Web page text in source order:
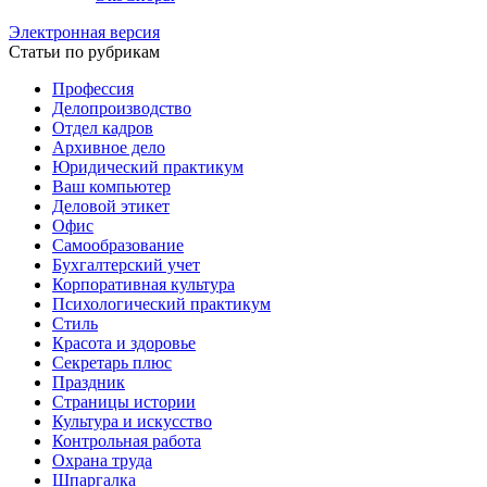
Электронная версия
Статьи по рубрикам
Профессия
Делопроизводство
Отдел кадров
Архивное дело
Юридический практикум
Ваш компьютер
Деловой этикет
Офис
Самообразование
Бухгалтерский учет
Корпоративная культура
Психологический практикум
Стиль
Красота и здоровье
Секретарь плюс
Праздник
Страницы истории
Культура и искусство
Контрольная работа
Охрана труда
Шпаргалка